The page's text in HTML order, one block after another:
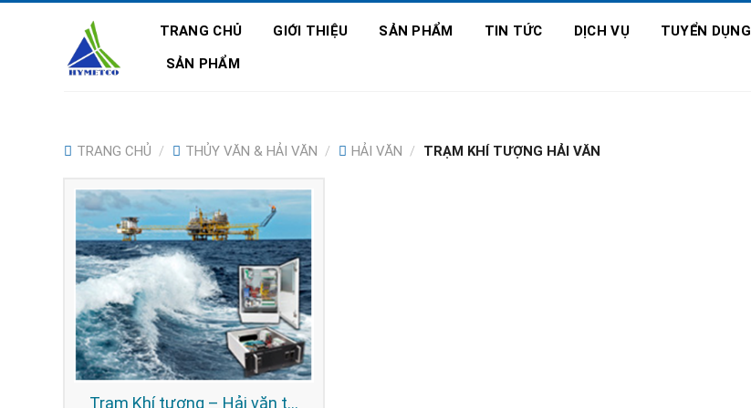
TRANG CHỦ GIỚI THIỆU SẢN PHẨM TIN TỨC DỊCH VỤ TUYỂN DỤNG
SẢN PHẨM
TRANG CHỦ / THỦY VĂN & HẢI VĂN / HẢI VĂN / TRẠM KHÍ TƯỢNG HẢI VĂN
Trạm Khí tượng – Hải văn tự